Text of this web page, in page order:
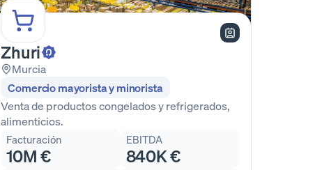
Zhuri
Murcia
Comercio mayorista y minorista
Venta de productos congelados y refrigerados,
alimenticios.
Facturación
10M €
EBITDA
840K €